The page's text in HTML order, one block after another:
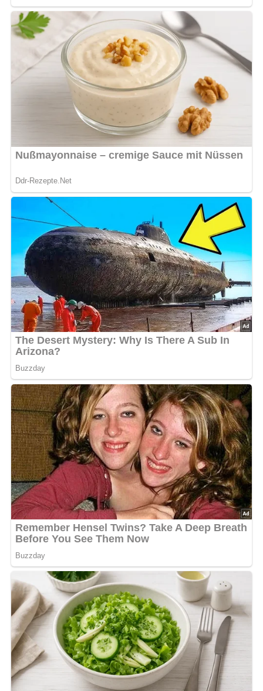
schneiden.
Die Tomaten mit kochendem Wasser überbrühen, kalt
abspülen, schälen und vierteln.
Zwiebeln in Ringe schneiden.
Den Speck würfeln und im Öl ausbraten, das Gemüse
dazugeben und andünsten.
Die Fleischbrühe zugießen.
Salz, Pfeffer, Lorbeerblatt und Thymian zugeben.
20 Minuten bei schwacher Hitze garen.
Kennst du schon unser tolles DDR-Quiz?Was weißt du
Pin mich!
[Nach: Kochen – 30 Jahre Kochen » Verlag für die Frau, Leipzig]
Jetzt Sterne vergeben – Rezept
bewerten